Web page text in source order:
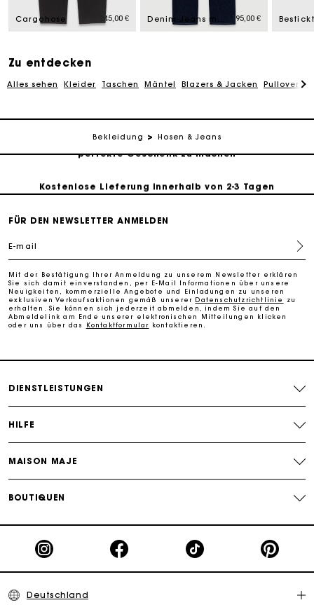
Cargohose 245,00 € Denim-Jeans mit Taschen 195,00 €
Zu entdecken
Alles sehen Kleider Taschen Mäntel Blazers & Jacken Pullover &
Bekleidung Hosen & Jeans
Kostenlose Lieferung innerhalb von 2-3 Tagen
PayPal - Bezahlung nach 30 Tagen
Die Maje-Geschenkkarte: Die beste Möglichkeit, das
Kostenlose Lieferung innerhalb von 2-3 Tagen
PayPal - Bezahlung nach 30 Tagen
Kostenlose Umtausch & Rücksendung
Die Maje-Geschenkkarte: Die beste Möglichkeit, das
perfekte Geschenk zu machen
FÜR DEN NEWSLETTER ANMELDEN
E-mail
Mit der Bestätigung Ihrer Anmeldung zu unserem Newsletter erklären
Sie sich damit einverstanden, per E-Mail Informationen über unsere
Neuigkeiten, kommerzielle Angebote und Einladungen zu unseren
exklusiven Verkaufsaktionen gemäß unserer Datenschutzrichtlinie
zu
erhalten. Sie können sich jederzeit abmelden, indem Sie auf den
Abmeldelink am Ende unserer elektronischen Mitteilungen klicken
oder uns über das
Kontaktformular kontaktieren.
DIENSTLEISTUNGEN
HILFE
MAISON MAJE
BOUTIQUEN
Deutschland